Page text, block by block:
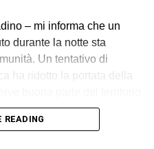
– mi informa che un
durante la notte sta
Un tentativo di
ha ridotto la portata della
READING